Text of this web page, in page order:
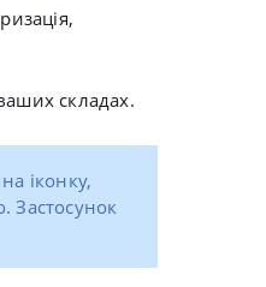
складах.
іконку,
Застосунок